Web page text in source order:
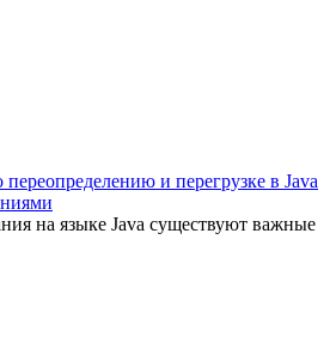
и перегрузке в Java
на языке Java существуют важные